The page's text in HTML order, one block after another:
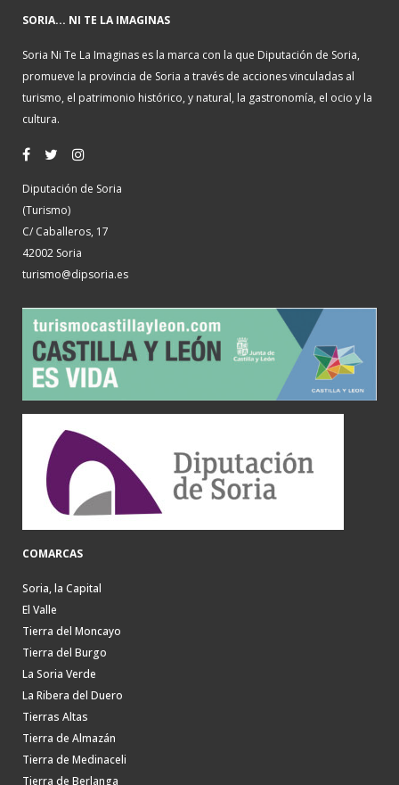
SORIA... NI TE LA IMAGINAS
Soria Ni Te La Imaginas es la marca con la que Diputación de Soria,
promueve la provincia de Soria a través de acciones vinculadas al
turismo, el patrimonio histórico, y natural, la gastronomía, el ocio y la
cultura.
Diputación de Soria
(Turismo)
C/ Caballeros, 17
42002 Soria
turismo@dipsoria.es
COMARCAS
Soria, la Capital
El Valle
Tierra del Moncayo
Tierra del Burgo
La Soria Verde
La Ribera del Duero
Tierras Altas
Tierra de Almazán
Tierra de Medinaceli
Tierra de Berlanga